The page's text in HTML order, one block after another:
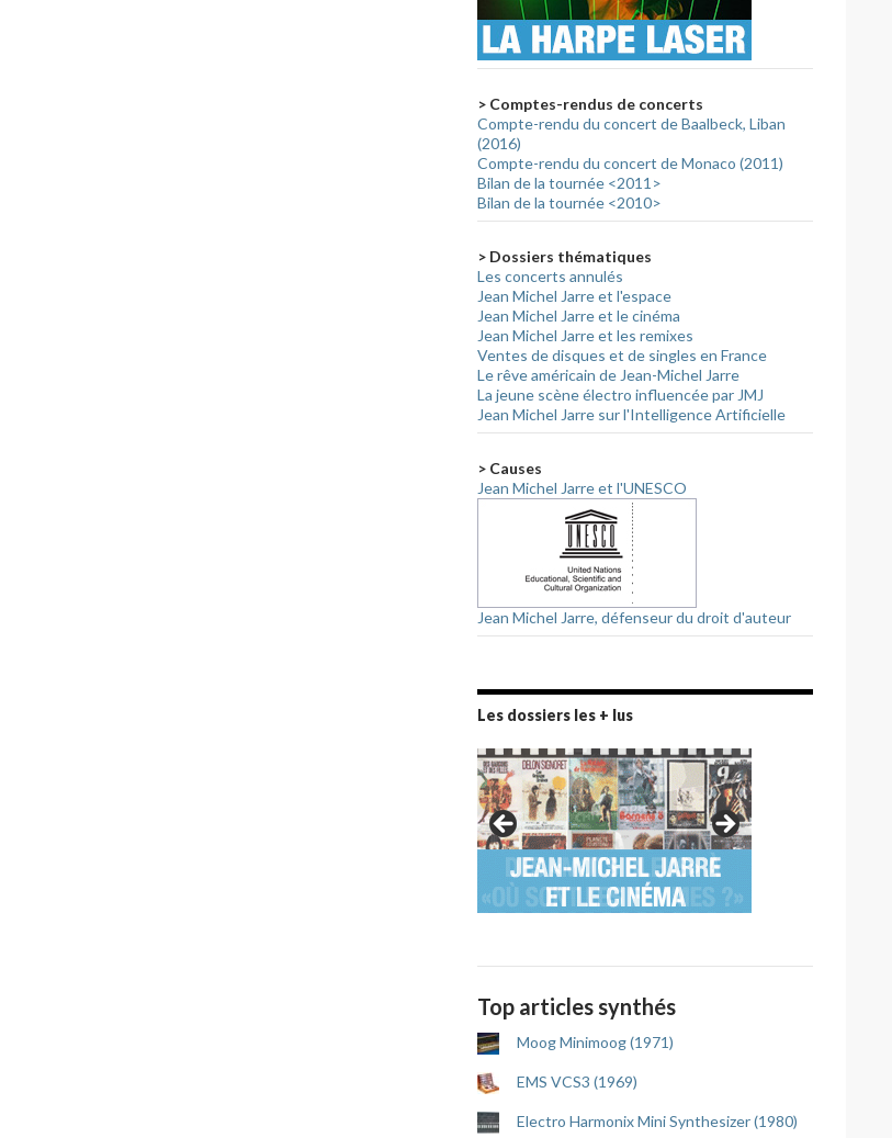
> Comptes-rendus de concerts
Compte-rendu du concert de Baalbeck, Liban
(2016)
Compte-rendu du concert de Monaco (2011)
Bilan de la tournée <2011>
Bilan de la tournée <2010>
> Dossiers thématiques
Les concerts annulés
Jean Michel Jarre et l'espace
Jean Michel Jarre et le cinéma
Jean Michel Jarre et les remixes
Ventes de disques et de singles en France
Le rêve américain de Jean-Michel Jarre
La jeune scène électro influencée par JMJ
Jean Michel Jarre sur l'Intelligence Artificielle
> Causes
Jean Michel Jarre et l'UNESCO
Jean Michel Jarre, défenseur du droit d'auteur
Les dossiers les + lus
Top articles synthés
Moog Minimoog (1971)
EMS VCS3 (1969)
Electro Harmonix Mini Synthesizer (1980)